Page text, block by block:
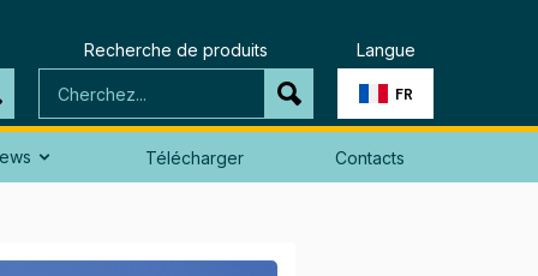
Recherche de produits Langue
FR
 Télécharger Contacts